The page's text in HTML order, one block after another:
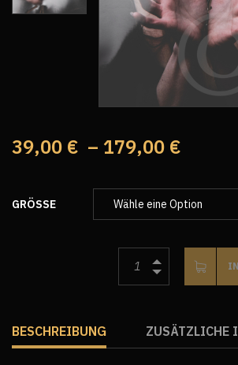
39,00 € – 179,00 €
GRÖSSE
BESCHREIBUNG ZUSÄTZLICHE